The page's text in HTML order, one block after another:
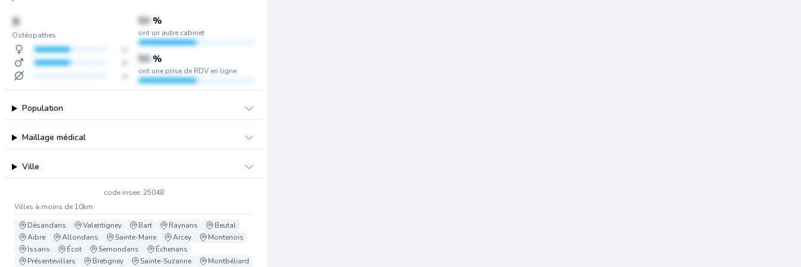
X
Ostéopathes
50 %
ont un autre cabinet
50 %
ont une prise de RDV en ligne
Population
Maillage médical
Ville
code insee: 25048
Villes à moins de 10km
Désandans
Valentigney Bart Raynans
Beutal
Aibre
Allondans Sainte-Marie Arcey
Montenois
Issans
Écot Semondans
Échenans
Présentevillers
Bretigney Sainte-Suzanne Montbéliard